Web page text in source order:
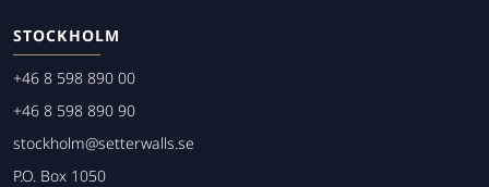
STOCKHOLM
+46 8 598 890 00
+46 8 598 890 90
stockholm@setterwalls.se
P.O. Box 1050